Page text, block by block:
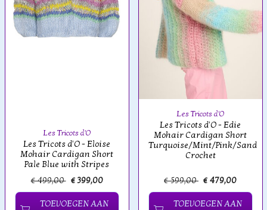
Les Tricots d'O
Les Tricots d'O - Eloise
Mohair Cardigan Short
Pale Blue with Stripes
€ 499,00 € 399,00
TOEVOEGEN AAN
Les Tricots d'O
Les Tricots d'O - Edie
Mohair Cardigan Short
Turquoise/Mint/Pink/Sand
Crochet
€ 599,00 € 479,00
TOEVOEGEN AAN